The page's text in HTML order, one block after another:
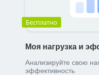
Бесплатно
Моя нагрузка и
Анализируйте свою
эффективность